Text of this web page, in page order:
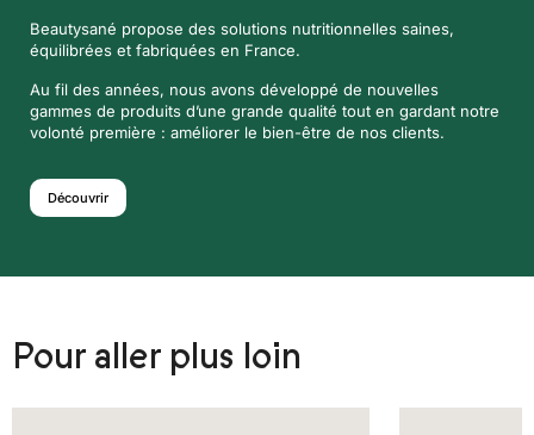
Beautysané propose des solutions nutritionnelles saines,
équilibrées et fabriquées en France.
Au fil des années, nous avons développé de nouvelles
gammes de produits d’une grande qualité tout en gardant notre
volonté première : améliorer le bien-être de nos clients.
Découvrir
Pour aller plus loin